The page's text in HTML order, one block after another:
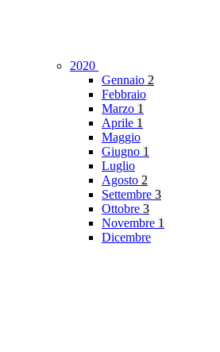
2020
Gennaio 2
Febbraio
Marzo 1
Aprile 1
Maggio
Giugno 1
Luglio
Agosto 2
Settembre 3
Ottobre 3
Novembre 1
Dicembre